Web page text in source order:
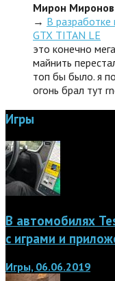
Мирон Миронов
→ В разработке
GTX TITAN LE
это конечно
майнить
топ бы было. я
огонь брал тут
Игры
В автомобилях
с играми и
Игры, 06.06.2019